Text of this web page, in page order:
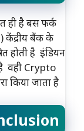
ही है बस फर्क
केंद्रीय बैंक के
होती है इंडियन
वही Crypto
किया जाता है